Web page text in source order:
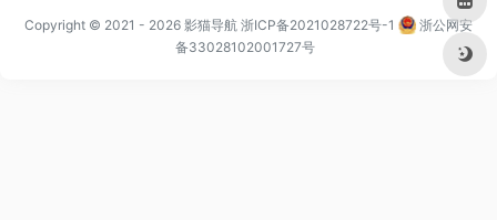
Copyright © 2021 - 2026 影猫导航 浙ICP备2021028722号-1
浙公网安
备33028102001727号